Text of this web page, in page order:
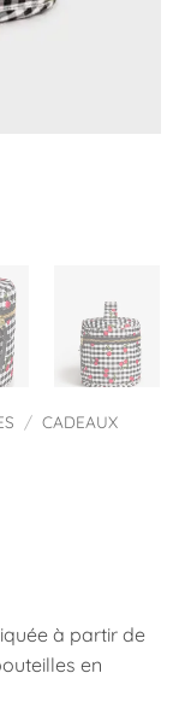
/ CADEAUX
à partir de
en